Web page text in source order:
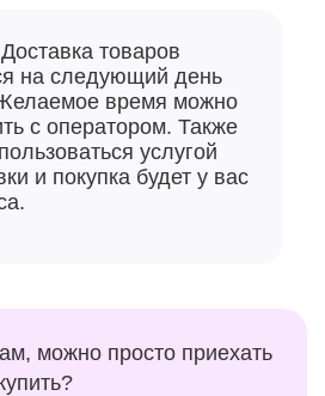
товаров
на следующий день
время можно
с оператором. Также
услугой
и покупка будет у вас
можно просто приехать